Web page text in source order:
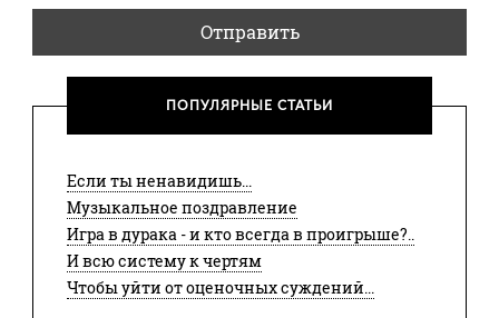
Отправить
ПОПУЛЯРНЫЕ СТАТЬИ
Если ты ненавидишь...
Музыкальное поздравление
Игра в дурака - и кто всегда в проигрыше?..
И всю систему к чертям
Чтобы уйти от оценочных суждений...